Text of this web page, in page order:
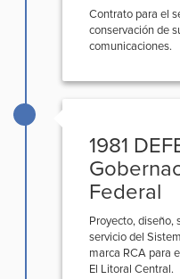
Contrato para el
conservación de
comunicaciones.
1981
Federal
Proyecto, diseño,
servicio del
marca RCA para
El Litoral Central.